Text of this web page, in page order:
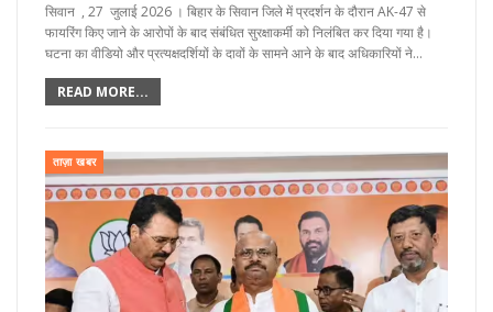
सिवान , 27 जुलाई 2026 । बिहार के सिवान जिले में प्रदर्शन के दौरान AK-47 से
फायरिंग किए जाने के आरोपों के बाद संबंधित सुरक्षाकर्मी को निलंबित कर दिया गया है।
घटना का वीडियो और प्रत्यक्षदर्शियों के दावों के सामने आने के बाद अधिकारियों ने…
READ MORE...
ताज़ा खबर